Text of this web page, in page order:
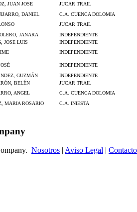
JUAN JOSE
JUCAR TRAIL
DANIEL
C.A. CUENCA DOLOMIA
JUCAR TRAIL
JANARA
INDEPENDIENTE
JOSE LUIS
INDEPENDIENTE
INDEPENDIENTE
INDEPENDIENTE
GUZMÁN
INDEPENDIENTE
BELÉN
JUCAR TRAIL
ANGEL
C.A. CUENCA DOLOMIA
MARIA ROSARIO C.A. INIESTA
Nosotros | Aviso Legal | Contacto